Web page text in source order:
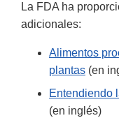
La FDA ha
adicionales:
Alimentos
plantas (en
Entendiendo
(en inglés)